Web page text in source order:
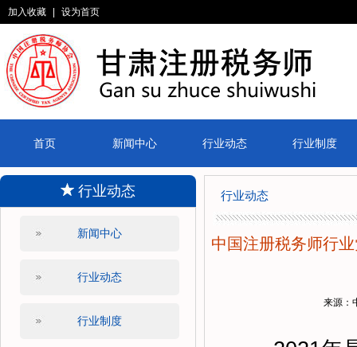
加入收藏 设为首页
首页 新闻中心 行业动态 行业制度
行业动态
新闻中心
行业动态
行业制度
行业动态
中国注册税务师行
来源：